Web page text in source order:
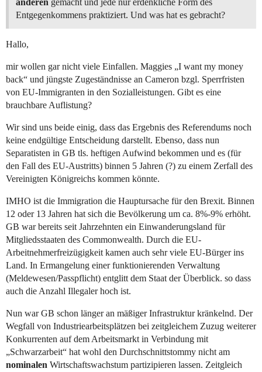
anderen gemacht und jede nur erdenkliche Form des
Entgegenkommens praktiziert. Und was hat es gebracht?
Hallo,
mir wollen gar nicht viele Einfallen. Maggies „I want my money
back“ und jüngste Zugeständnisse an Cameron bzgl. Sperrfristen
von EU-Immigranten in den Sozialleistungen. Gibt es eine
brauchbare Auflistung?
Wir sind uns beide einig, dass das Ergebnis des Referendums noch
keine endgültige Entscheidung darstellt. Ebenso, dass nun
Separatisten in GB tls. heftigen Aufwind bekommen und es (für
den Fall des EU-Austritts) binnen 5 Jahren (?) zu einem Zerfall des
Vereinigten Königreichs kommen könnte.
IMHO ist die Immigration die Hauptursache für den Brexit. Binnen
12 oder 13 Jahren hat sich die Bevölkerung um ca. 8%-9% erhöht.
GB war bereits seit Jahrzehnten ein Einwanderungsland für
Mitgliedsstaaten des Commonwealth. Durch die EU-
Arbeitnehmerfreizügigkeit kamen auch sehr viele EU-Bürger ins
Land. In Ermangelung einer funktionierenden Verwaltung
(Meldewesen/Passpflicht) entglitt dem Staat der Überblick. so dass
auch die Anzahl Illegaler hoch ist.
Nun war GB schon länger an mäßiger Infrastruktur kränkelnd. Der
Wegfall von Industriearbeitsplätzen bei zeitgleichem Zuzug weiterer
Konkurrenten auf dem Arbeitsmarkt in Verbindung mit
„Schwarzarbeit“ hat wohl den Durchschnittstommy nicht am
nominalen Wirtschaftswachstum partizipieren lassen. Zeitgleich